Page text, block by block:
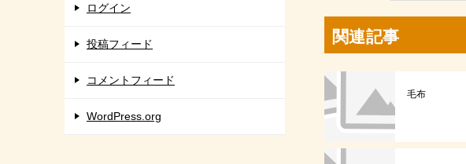
関連記事
毛布
ログイン
投稿フィード
コメントフィード
WordPress.org